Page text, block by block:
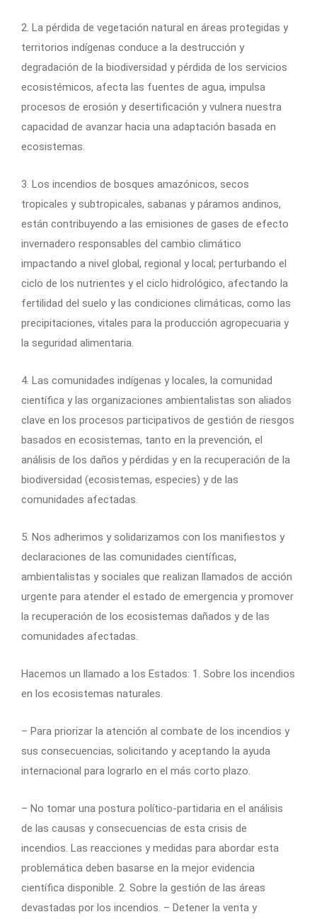
2. La pérdida de vegetación natural en áreas protegidas y
territorios indígenas conduce a la destrucción y
degradación de la biodiversidad y pérdida de los servicios
ecosistémicos, afecta las fuentes de agua, impulsa
procesos de erosión y desertificación y vulnera nuestra
capacidad de avanzar hacia una adaptación basada en
ecosistemas.
3. Los incendios de bosques amazónicos, secos
tropicales y subtropicales, sabanas y páramos andinos,
están contribuyendo a las emisiones de gases de efecto
invernadero responsables del cambio climático
impactando a nivel global, regional y local; perturbando el
ciclo de los nutrientes y el ciclo hidrológico, afectando la
fertilidad del suelo y las condiciones climáticas, como las
precipitaciones, vitales para la producción agropecuaria y
la seguridad alimentaria.
4. Las comunidades indígenas y locales, la comunidad
científica y las organizaciones ambientalistas son aliados
clave en los procesos participativos de gestión de riesgos
basados en ecosistemas, tanto en la prevención, el
análisis de los daños y pérdidas y en la recuperación de la
biodiversidad (ecosistemas, especies) y de las
comunidades afectadas.
5. Nos adherimos y solidarizamos con los manifiestos y
declaraciones de las comunidades científicas,
ambientalistas y sociales que realizan llamados de acción
urgente para atender el estado de emergencia y promover
la recuperación de los ecosistemas dañados y de las
comunidades afectadas.
Hacemos un llamado a los Estados: 1. Sobre los incendios
en los ecosistemas naturales.
– Para priorizar la atención al combate de los incendios y
sus consecuencias, solicitando y aceptando la ayuda
internacional para lograrlo en el más corto plazo.
– No tomar una postura político-partidaria en el análisis
de las causas y consecuencias de esta crisis de
incendios. Las reacciones y medidas para abordar esta
problemática deben basarse en la mejor evidencia
científica disponible. 2. Sobre la gestión de las áreas
devastadas por los incendios. – Detener la venta y